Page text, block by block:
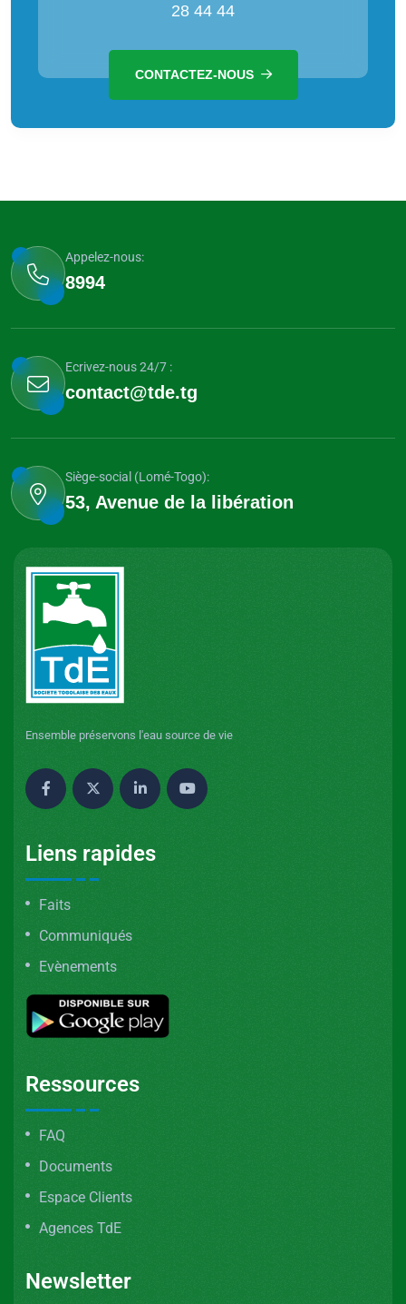
28 44 44
CONTACTEZ-NOUS
Appelez-nous:
8994
Ecrivez-nous 24/7 :
contact@tde.tg
Siège-social (Lomé-Togo):
53, Avenue de la libération
Ensemble préservons l'eau source de vie
Liens rapides
Faits
Communiqués
Evènements
Ressources
FAQ
Documents
Espace Clients
Agences TdE
Newsletter